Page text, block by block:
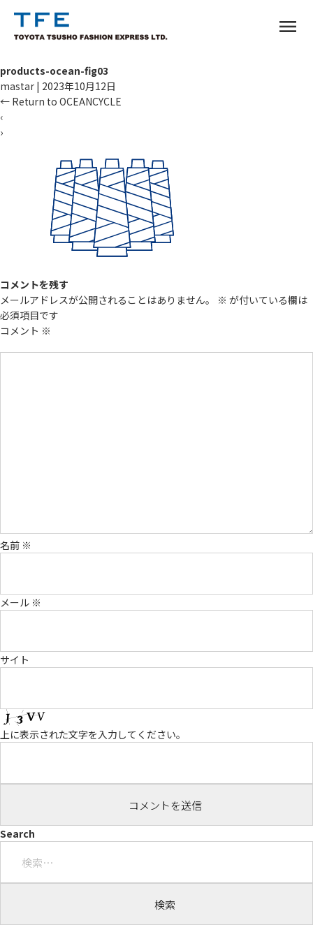
menu
products-ocean-fig03
mastar | 2023年10月12日
← Return to OCEANCYCLE
‹
›
コメントを残す
メールアドレスが公開されることはありません。
※ が付いている欄は
必須項目です
コメント ※
名前 ※
メール ※
サイト
上に表示された文字を入力してください。
Search